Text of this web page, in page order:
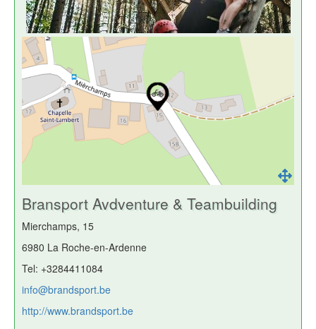
Bransport Avdventure & Teambuilding
Mierchamps, 15
6980 La Roche-en-Ardenne
Tel: +3284411084
info@brandsport.be
http://www.brandsport.be